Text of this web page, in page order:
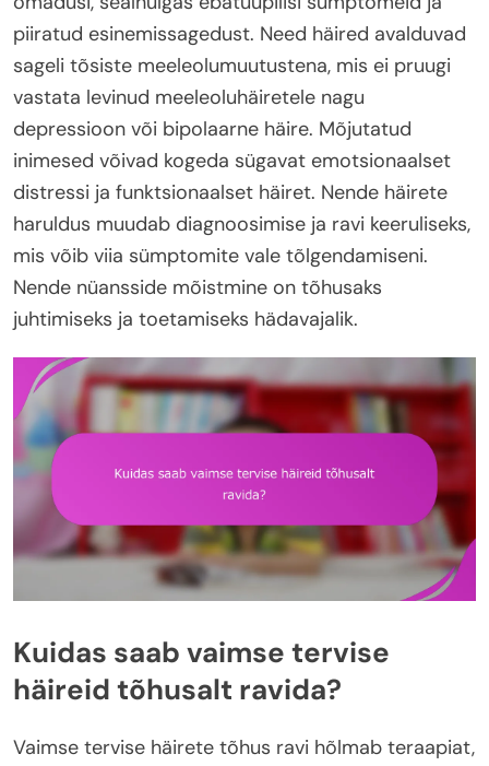
piiratud esinemissagedust. Need häired avalduvad
sageli tõsiste meeleolumuutustena, mis ei pruugi
vastata levinud meeleoluhäiretele nagu
depressioon või bipolaarne häire. Mõjutatud
inimesed võivad kogeda sügavat emotsionaalset
distressi ja funktsionaalset häiret. Nende häirete
haruldus muudab diagnoosimise ja ravi keeruliseks,
mis võib viia sümptomite vale tõlgendamiseni.
Nende nüansside mõistmine on tõhusaks
juhtimiseks ja toetamiseks hädavajalik.
Kuidas saab vaimse tervise
häireid tõhusalt ravida?
Vaimse tervise häirete tõhus ravi hõlmab teraapiat,